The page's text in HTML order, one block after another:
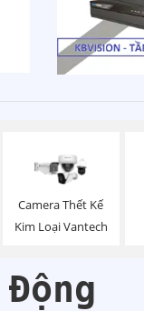
Camera Thết Kế
Kim Loại Vantech